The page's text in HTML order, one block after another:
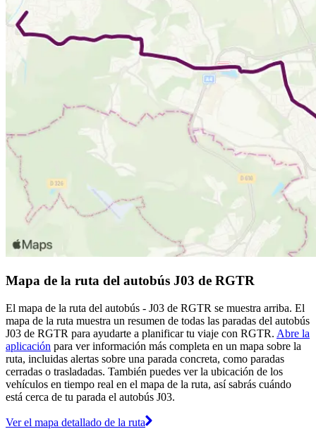
Mapa de la ruta del autobús J03 de RGTR
El mapa de la ruta del autobús - J03 de RGTR se muestra arriba. El
mapa de la ruta muestra un resumen de todas las paradas del autobús
J03 de RGTR para ayudarte a planificar tu viaje con RGTR. Abre la
aplicación para ver información más completa en un mapa sobre la
ruta, incluidas alertas sobre una parada concreta, como paradas
cerradas o trasladadas. También puedes ver la ubicación de los
vehículos en tiempo real en el mapa de la ruta, así sabrás cuándo
está cerca de tu parada el autobús J03.
Ver el mapa detallado de la ruta